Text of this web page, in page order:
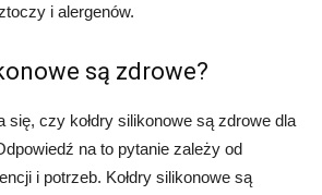
i alergenów.
są zdrowe?
się, czy kołdry silikonowe są zdrowe dla
na to pytanie zależy od
i potrzeb. Kołdry silikonowe są